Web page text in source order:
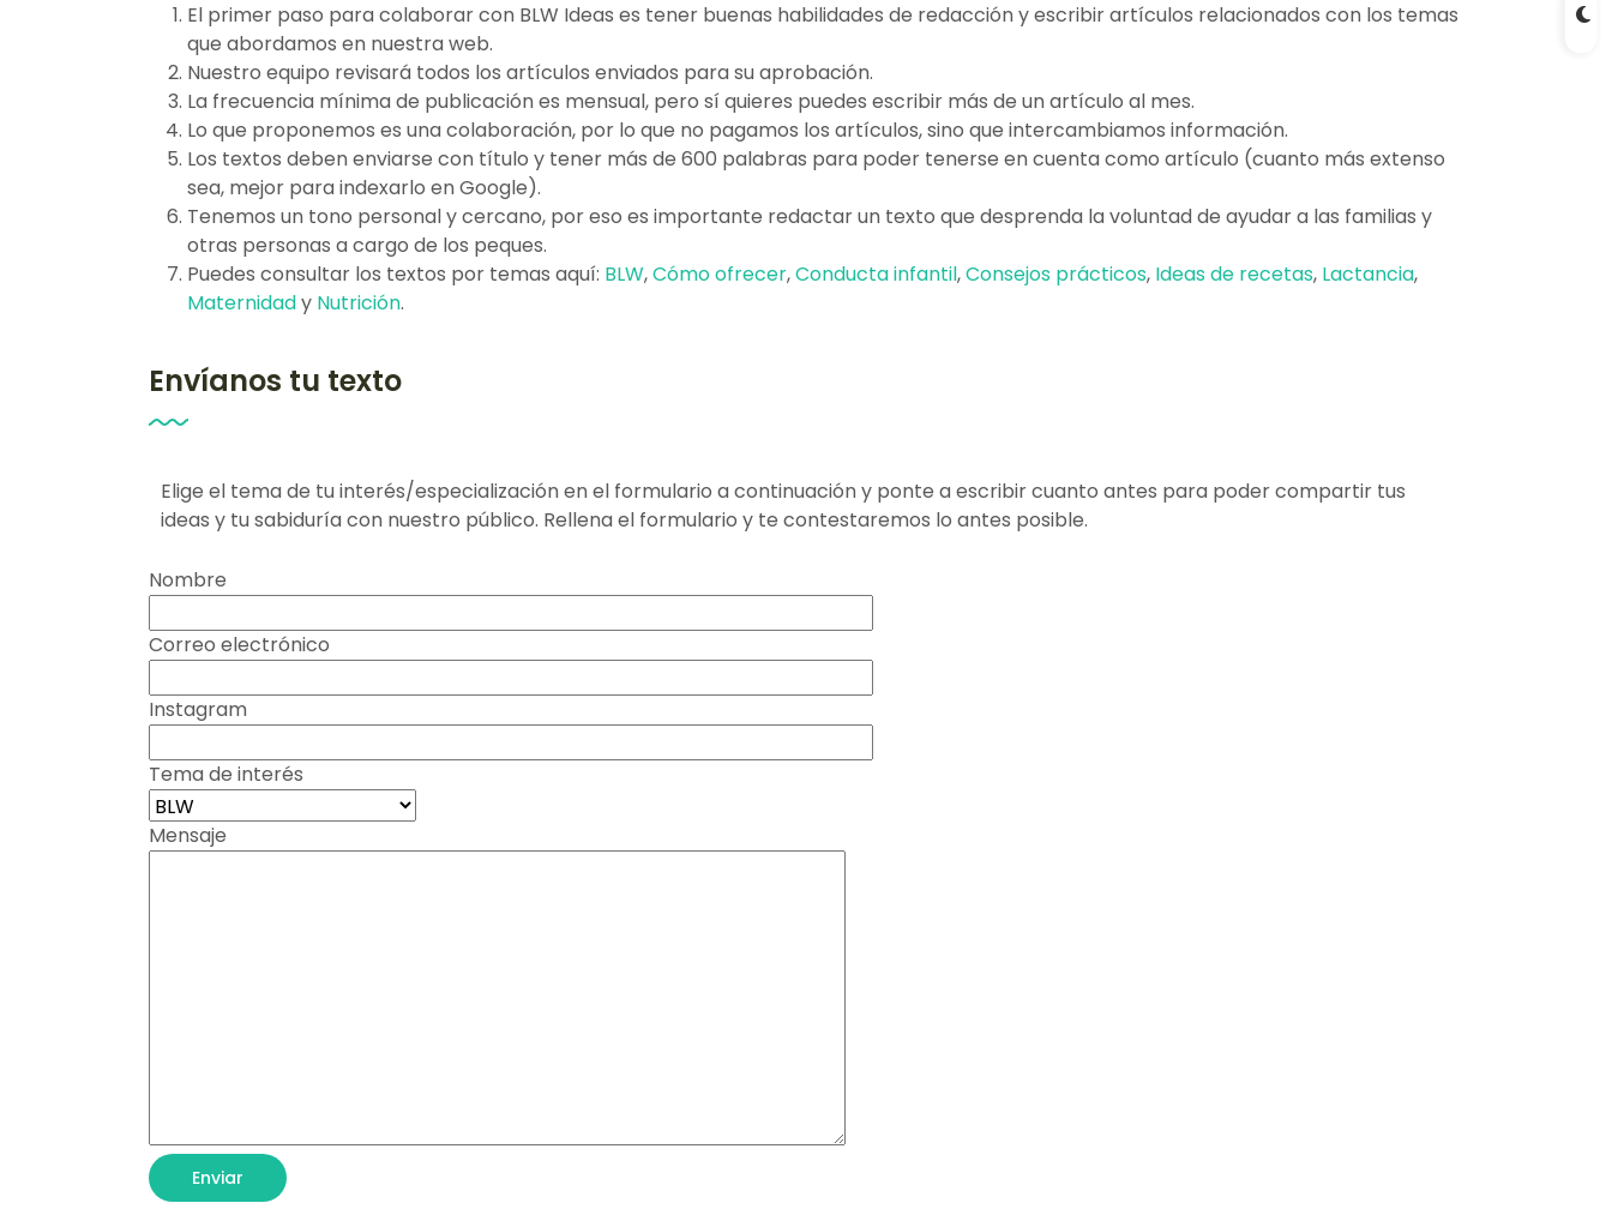
El primer paso para colaborar con BLW Ideas es tener buenas habilidades de redacción y escribir artículos relacionados con los temas
que abordamos en nuestra web.
Nuestro equipo revisará todos los artículos enviados para su aprobación.
La frecuencia mínima de publicación es mensual, pero sí quieres puedes escribir más de un artículo al mes.
Lo que proponemos es una colaboración, por lo que no pagamos los artículos, sino que intercambiamos información.
Los textos deben enviarse con título y tener más de 600 palabras para poder tenerse en cuenta como artículo (cuanto más extenso
sea, mejor para indexarlo en Google).
Tenemos un tono personal y cercano, por eso es importante redactar un texto que desprenda la voluntad de ayudar a las familias y
otras personas a cargo de los peques.
Puedes consultar los textos por temas aquí: BLW,Cómo ofrecer,Conducta infantil,Consejos prácticos, Ideas de recetas, Lactancia,
Maternidady Nutrición.
Envíanos tu texto
Elige el tema de tu interés/especialización en el formulario a continuación y ponte a escribir cuanto antes para poder compartir tus
ideas y tu sabiduría con nuestro público. Rellena el formulario y te contestaremos lo antes posible.
Nombre
Correo electrónico
Instagram
Tema de interés
Mensaje